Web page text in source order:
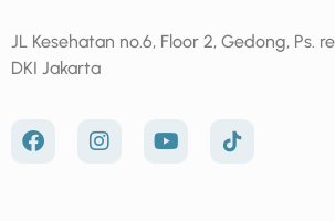
JL Kesehatan no.6, Floor 2, Gedong, Ps.
DKI Jakarta